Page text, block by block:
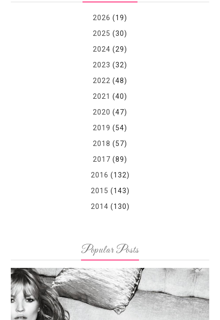
2026 (19)
2025 (30)
2024 (29)
2023 (32)
2022 (48)
2021 (40)
2020 (47)
2019 (54)
2018 (57)
2017 (89)
2016 (132)
2015 (143)
2014 (130)
Popular Posts